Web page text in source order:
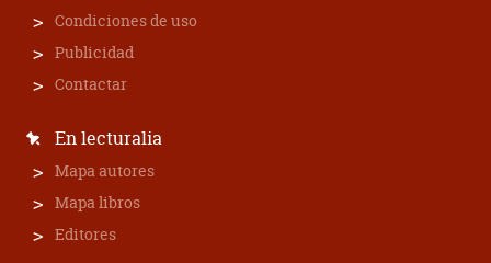
Condiciones de uso
Publicidad
Contactar
En lecturalia
Mapa autores
Mapa libros
Editores